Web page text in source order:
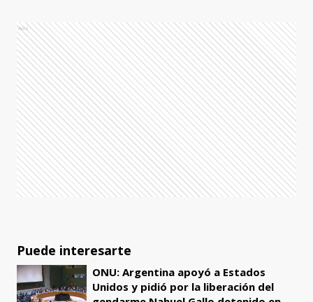
Ads
Puede interesarte
ONU: Argentina apoyó a Estados
Unidos y pidió por la liberación del